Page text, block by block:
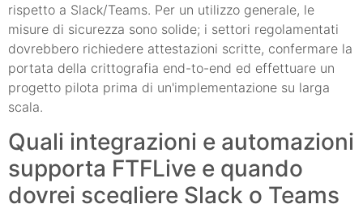
rispetto a Slack/Teams. Per un utilizzo generale, le
misure di sicurezza sono solide; i settori regolamentati
dovrebbero richiedere attestazioni scritte, confermare la
portata della crittografia end-to-end ed effettuare un
progetto pilota prima di un'implementazione su larga
scala.
Quali integrazioni e automazioni
supporta FTFLive e quando
dovrei scegliere Slack o Teams